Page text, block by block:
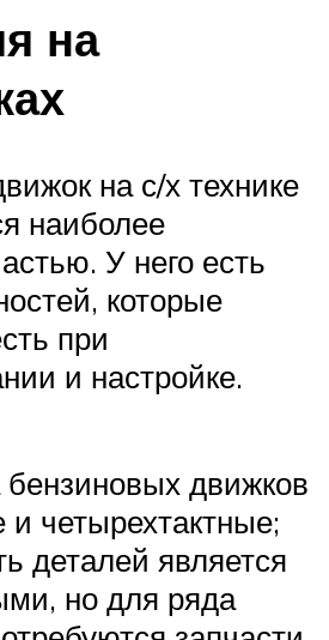
на
на с/х технике
наиболее
У него есть
которые
при
и настройке.
бензиновых движков
и четырехтактные;
деталей является
но для ряда